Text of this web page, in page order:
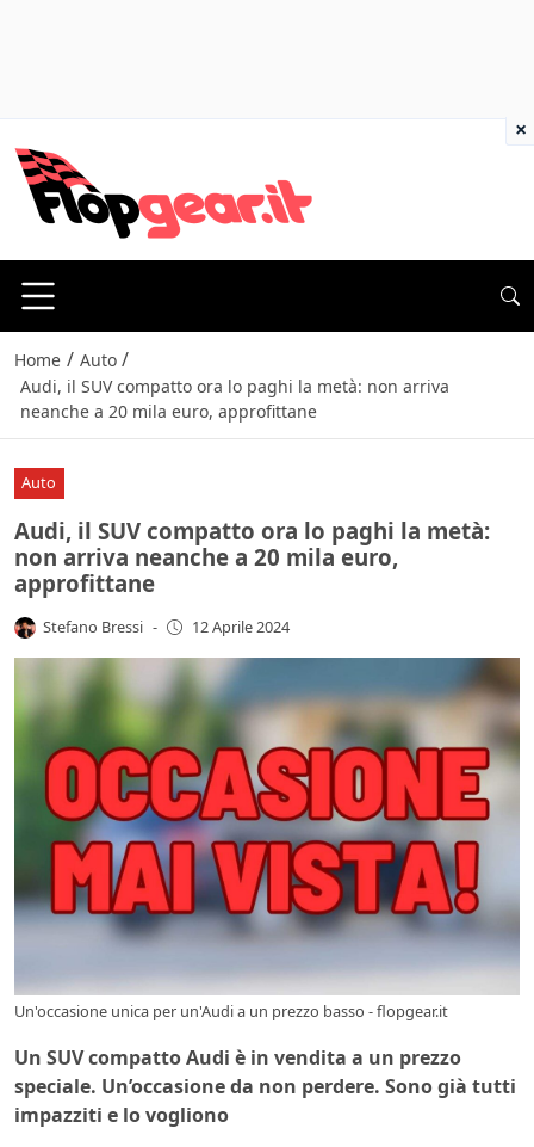
Home / Auto /
Audi, il SUV compatto ora lo paghi la metà: non arriva
neanche a 20 mila euro, approfittane
Auto
Audi, il SUV compatto ora lo paghi la metà:
non arriva neanche a 20 mila euro,
approfittane
Stefano Bressi - 12 Aprile 2024
Un'occasione unica per un'Audi a un prezzo basso - flopgear.it
Un SUV compatto Audi è in vendita a un prezzo
speciale. Un’occasione da non perdere. Sono già tutti
impazziti e lo vogliono
×